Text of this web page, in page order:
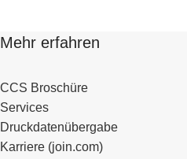
Mehr erfahren
CCS Broschüre
Services
Druckdatenübergabe
Karriere (join.com)